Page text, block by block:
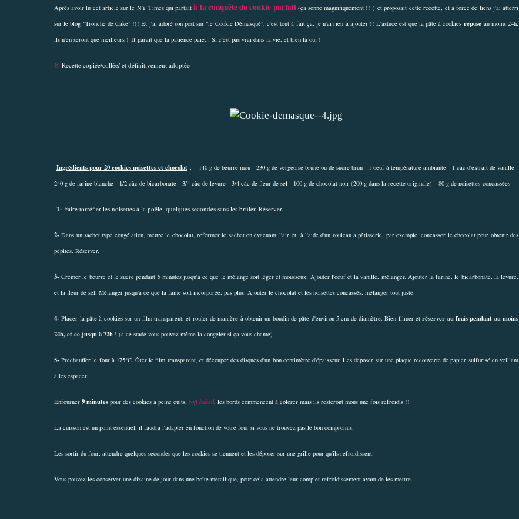
Après avoir lu cet article sur le NY Timesqui partaità la conquête du cookie parfait(ça sonne magnifiquement !! ) et proposaitcette recette , et à force de liens j'ai atterri
sur le blog "Tronche de Cake" !!! Et j'ai adoré son post sur "le Cookie Démasqué", c'est tout à fait ça, je n'ai rien à ajouter !! L'astuce est que la pâte à cookiesrepose au moins 24h,
ils n'en seront que meilleurs ! Il paraît que la patience paie... Si c'est pas vrai dans la vie, et bien là oui !
@ Recette copiée/collée/ et définitivement adoptée
Ingrédients pour 20 cookies noisettes et chocolat :
140 g de beurre mou - 230 g de vergeoise brune ou de sucre brun - 1 oeuf à température ambiante - 1 càc d'extrait de vanille -
240 g de farine blanche - 1/2 càc de bicarbonate - 3/4 càc de levure - 3/4 càc de fleur de sel - 100 g de chocolat noir (200 g dans la recette originale) - 80 g de noisettes concassées
1- Faire torréfier les noisettes à la poêle, quelques secondes sans les brûler. Réserver.
2- Dans un sachet type congélation, mettre le chocolat, refermer le sachet en évacuant l'air et, à l'aide d'un rouleau à pâtisserie, par exemple, concasser le chocolat pour obtenir des
pépites. Réserver.
3- Crémer le beurre et le sucre pendant 5 minutes jusqu'à ce que le mélange soit léger et mousseux. Ajouter l'oeuf et la vanille, mélanger. Ajouter la farine, le bicarbonate, la levure,
et la fleur de sel. Mélanger jusqu'à ce que la faine soit incorporée, pas plus. Ajouter le chocolat et les noisettes concassés, mélanger tout juste.
4- Placer la pâte à cookies sur un film transparent, et rouler de manière à obtenir un boudin de pâte d'environ 5 cm de diamètre. Bien filmer etréserver au frais pendant au moins
24h, et ce jusqu'à 72h ! (à ce stade vous pouvez même la congeler si ça vous chante)
5- Préchauffer le four à 175°C. Ôter le film transparent, et découper des disques d'un bon centimètre d'épaisseur. Les déposer sur une plaque recouverte de papier sulfurisé en veillant
à les espacer.
Enfourner 9 minutes pour des cookies à peine cuits, soft baked, les bords commencent à colorer mais ils resteront mous une fois refroidis !!
La cuisson est un point essentiel, il faudra l'adapter en fonction de votre four si vous ne trouvez pas le bon compromis.
Les sortir du four, attendre quelques secondes que les cookies se tiennent et les déposer sur une grille pour qu'ils refroidissent.
Vous pouvez les conserver une dizaine de jour dans une boîte métallique, pour cela attendre leur complet refroidissement avant de les mettre.